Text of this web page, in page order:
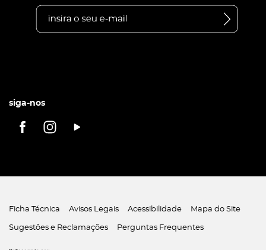
siga-nos
Ficha Técnica Avisos Legais Acessibilidade Mapa do Site
Sugestões e Reclamações Perguntas Frequentes